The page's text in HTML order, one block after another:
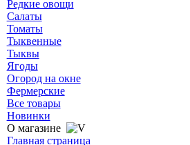
Редкие овощи
Салаты
Томаты
Тыквенные
Тыквы
Ягоды
Огород на окне
Фермерские
Все товары
Новинки
О магазине
Главная страница